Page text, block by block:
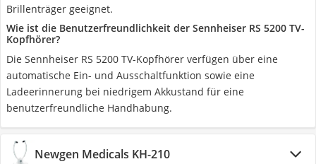
Brillenträger geeignet.
Wie ist die Benutzerfreundlichkeit der Sennheiser RS 5200 TV-
Kopfhörer?
Die Sennheiser RS 5200 TV-Kopfhörer verfügen über eine
automatische Ein- und Ausschaltfunktion sowie eine
Ladeerinnerung bei niedrigem Akkustand für eine
benutzerfreundliche Handhabung.
Newgen Medicals KH-210